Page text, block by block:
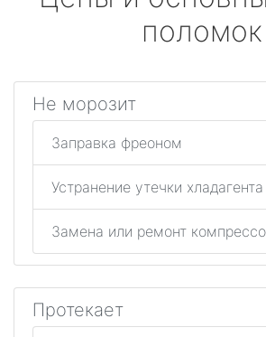
поломок
Не морозит
Заправка фреоном
Устранение утечки хладагента
Замена или ремонт
Протекает